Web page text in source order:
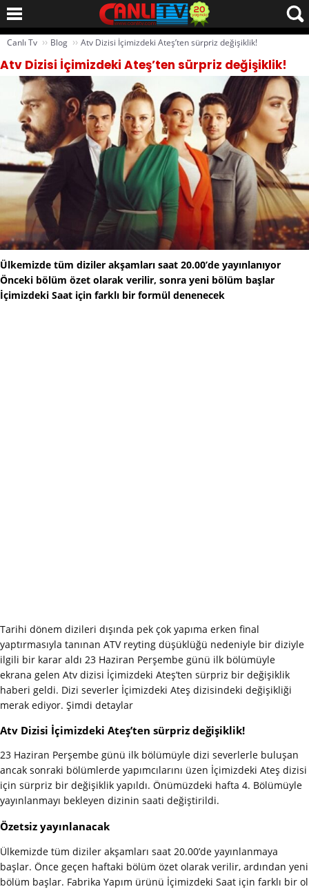
Canlı Tv ›› Blog ›› Atv Dizisi İçimizdeki Ateş’ten sürpriz değişiklik!
Atv Dizisi İçimizdeki Ateş’ten sürpriz değişiklik!
Ülkemizde tüm diziler akşamları saat 20.00’de yayınlanıyor
Önceki bölüm özet olarak verilir, sonra yeni bölüm başlar
İçimizdeki Saat için farklı bir formül denenecek
Tarihi dönem dizileri dışında pek çok yapıma erken final
yaptırmasıyla tanınan ATV reyting düşüklüğü nedeniyle bir diziyle
ilgili bir karar aldı 23 Haziran Perşembe günü ilk bölümüyle
ekrana gelen Atv dizisi İçimizdeki Ateş’ten sürpriz bir değişiklik
haberi geldi. Dizi severler İçimizdeki Ateş dizisindeki değişikliği
merak ediyor. Şimdi detaylar
Atv Dizisi İçimizdeki Ateş’ten sürpriz değişiklik!
23 Haziran Perşembe günü ilk bölümüyle dizi severlerle buluşan
ancak sonraki bölümlerde yapımcılarını üzen İçimizdeki Ateş dizisi
için sürpriz bir değişiklik yapıldı. Önümüzdeki hafta 4. Bölümüyle
yayınlanmayı bekleyen dizinin saati değiştirildi.
Özetsiz yayınlanacak
Ülkemizde tüm diziler akşamları saat 20.00’de yayınlanmaya
başlar. Önce geçen haftaki bölüm özet olarak verilir, ardından yeni
bölüm başlar. Fabrika Yapım ürünü İçimizdeki Saat için farklı bir ol